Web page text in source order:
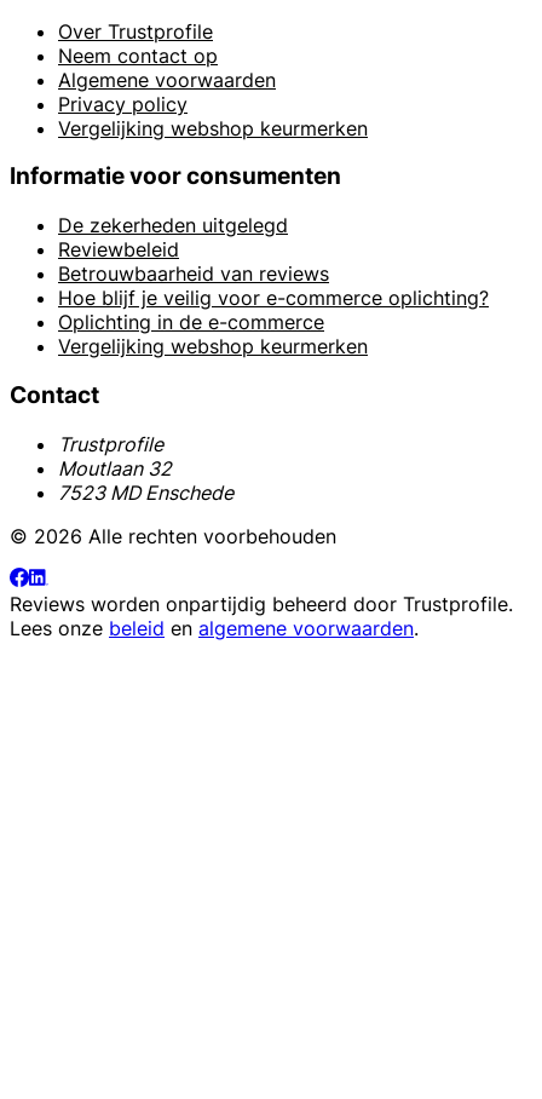
Over Trustprofile
Neem contact op
Algemene voorwaarden
Privacy policy
Vergelijking webshop keurmerken
Informatie voor consumenten
De zekerheden uitgelegd
Reviewbeleid
Betrouwbaarheid van reviews
Hoe blijf je veilig voor e-commerce oplichting?
Oplichting in de e-commerce
Vergelijking webshop keurmerken
Contact
Trustprofile
Moutlaan 32
7523 MD Enschede
© 2026 Alle rechten voorbehouden
Reviews worden onpartijdig beheerd door Trustprofile.
Lees onze beleid en algemene voorwaarden.